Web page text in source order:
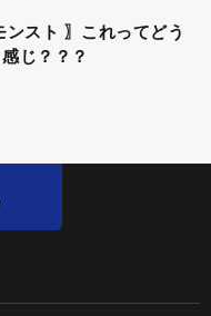
ンスト 〗これってどう
じ？？？